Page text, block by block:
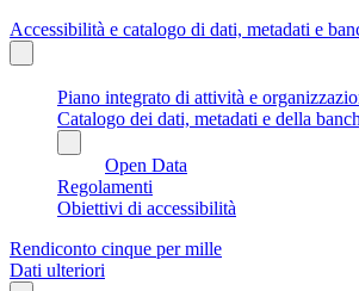
Accessibilità e catalogo di dati, metadati e
Piano integrato di attività e
Catalogo dei dati, metadati e della
Open Data
Regolamenti
Obiettivi di accessibilità
Rendiconto cinque per mille
Dati ulteriori